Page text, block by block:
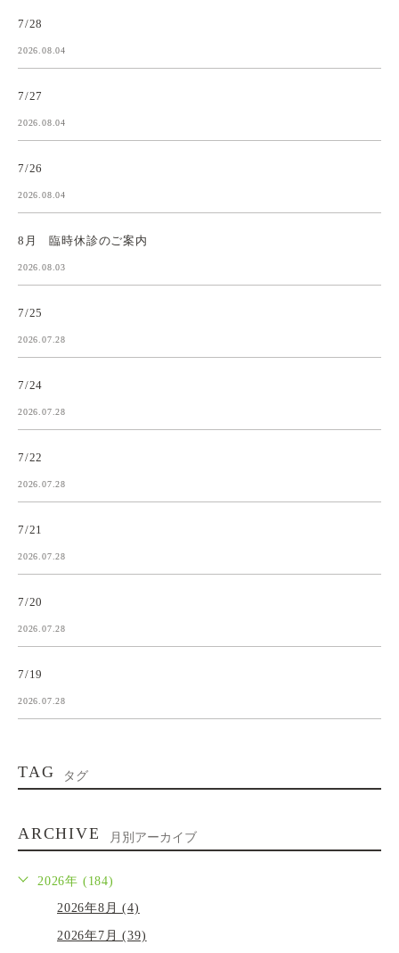
7/28
2026.08.04
7/27
2026.08.04
7/26
2026.08.04
8月 臨時休診のご案内
2026.08.03
7/25
2026.07.28
7/24
2026.07.28
7/22
2026.07.28
7/21
2026.07.28
7/20
2026.07.28
7/19
2026.07.28
TAG タグ
ARCHIVE 月別アーカイブ
2026年 (184)
2026年8月 (4)
2026年7月 (39)